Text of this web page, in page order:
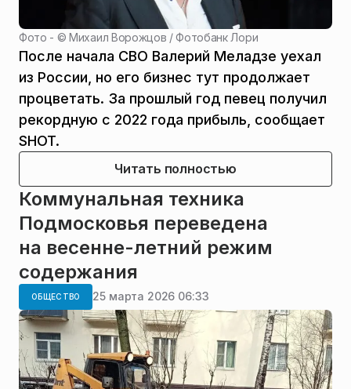
Фото - ©Михаил Ворожцов / Фотобанк Лори
После начала СВО Валерий Меладзе уехал
из России, но его бизнес тут продолжает
процветать. За прошлый год певец получил
рекордную с 2022 года прибыль, сообщает
SHOT.
Читать полностью
Коммунальная техника
Подмосковья переведена
на весенне-летний режим
содержания
ОБЩЕСТВО 25 марта 2026 06:33